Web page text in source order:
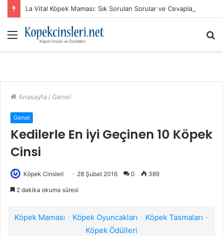
La Vital Köpek Maması: Sık Sorulan Sorular ve Cevaplar
Menü
Anasayfa / Genel
Genel
Kedilerle En iyi Geçinen 10 Köpek
Cinsi
Köpek Cinsleri 28 Şubat 2016 0 389
2 dakika okuma süresi
Köpek Maması - Köpek Oyuncakları - Köpek Tasmaları -
Köpek Ödülleri